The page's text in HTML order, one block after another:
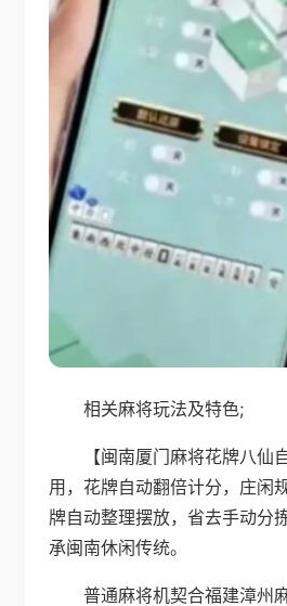
相关麻将玩法及特色;
【闽南厦门麻将花牌八
用，花牌自动翻倍计分，庄闲
牌自动整理摆放，省去手动分
承闽南休闲传统。
普通麻将机契合福建漳州